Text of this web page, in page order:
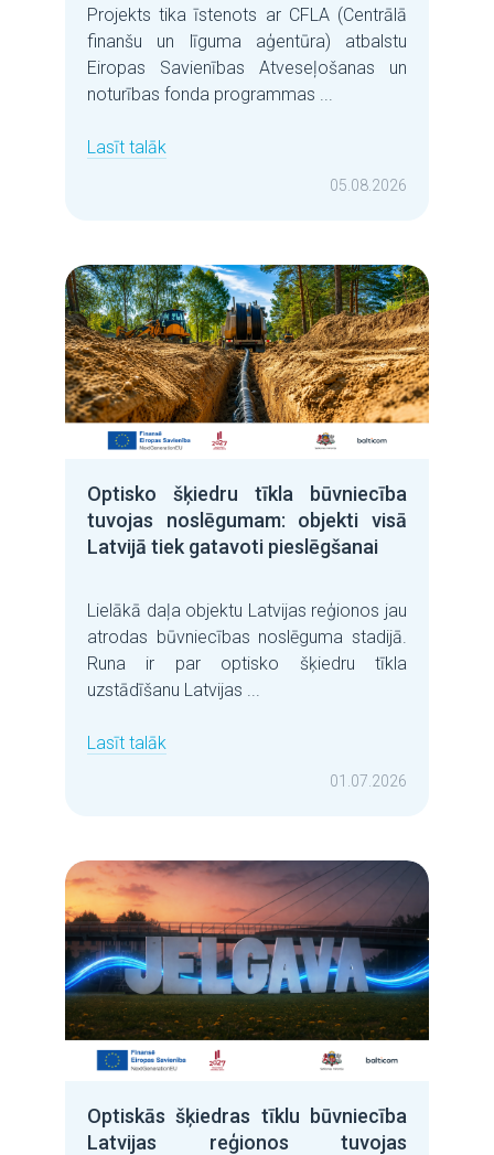
Projekts tika īstenots ar CFLA (Centrālā
finanšu un līguma aģentūra) atbalstu
Eiropas Savienības Atveseļošanas un
noturības fonda programmas ...
Lasīt talāk
05.08.2026
Optisko šķiedru tīkla būvniecība
tuvojas noslēgumam: objekti visā
Latvijā tiek gatavoti pieslēgšanai
Lielākā daļa objektu Latvijas reģionos jau
atrodas būvniecības noslēguma stadijā.
Runa ir par optisko šķiedru tīkla
uzstādīšanu Latvijas ...
Lasīt talāk
01.07.2026
Optiskās šķiedras tīklu būvniecība
Latvijas reģionos tuvojas